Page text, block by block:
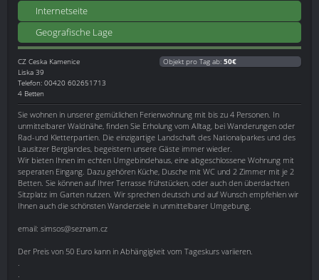
Internetseite
Geografische Lage
CZ Ceska Kamenice
Liska 39
Telefon: 00420 602651713
4 Betten
Objekt pro Tag ab: 50€
Sie wohnen in unserer gemütlichen Ferienwohnung mit bis zu 4 Personen. In
unmittelbarer Waldnähe, finden Sie Erholung vom Alltag, bei Wanderungen oder
Rad-und Kletterpartien. Die einzigartige Landschaft des Nationalparkes und des
Lausitzer Berglandes, begeistern unsere Gäste immer wieder.
Wir bieten Ihnen im echten Umgebindehaus, eine abgeschlossene Wohnung mit
seperaten Eingang. Dazu gehören Küche, Dusche mit WC und 2 Zimmer mit je 2
Betten. Sie können auf Ihrer Terrasse frühstücken, oder auch den überdachten
Sitzplatz im Garten nutzen. Wir sprechen deutsch und auf Wunsch empfehlen wir
Ihnen auch die schönsten Wanderziele in unmittelbarer Umgebung.
email: simsos@seznam.cz
Der Preis von 50 Euro kann in Abhängigkeit vom Tageskurs variieren.